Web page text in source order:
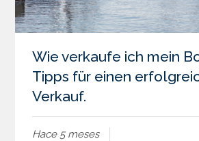
Wie verkaufe ich mein
Tipps für einen
Verkauf.
Hace 5 meses